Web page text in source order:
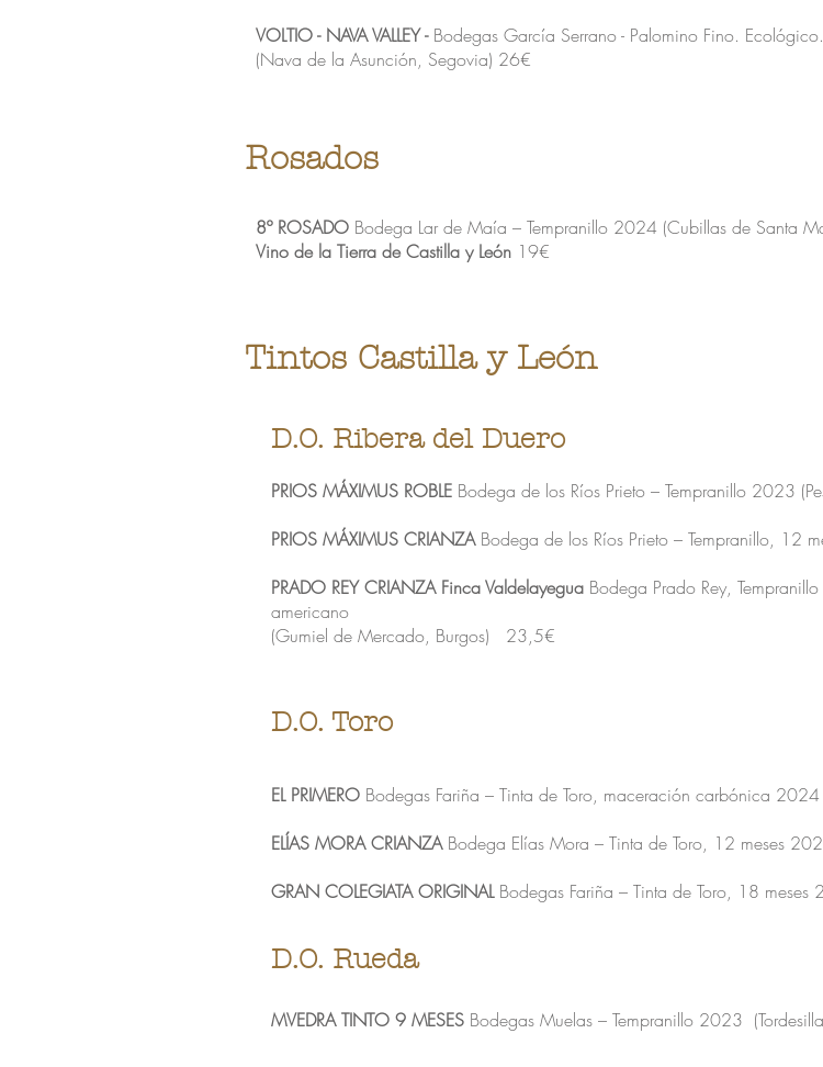
VOLTIO - NAVA VALLEY - Bodegas García Serrano - Palomino Fino.
(Nava de la Asunción, Segovia) 26€
Rosados
8º ROSADO Bodega Lar de Maía – Tempranillo 2024 (Cubillas de Santa
Vino de la Tierra de Castilla y León 19€
Tintos Castilla y León
D.O. Ribera del Duero
PRIOS MÁXIMUS ROBLE Bodega de los Ríos Prieto – Tempranillo 2023
PRIOS MÁXIMUS CRIANZABodega de los Ríos Prieto – Tempranillo, 12
PRADO REY CRIANZA Finca Valdelayegua Bodega Prado Rey,
americano
(Gumiel de Mercado, Burgos) 23,5€
D.O. Toro
EL PRIMERO Bodegas Fariña – Tinta de Toro, maceración carbónica
ELÍAS MORA CRIANZABodega Elías Mora – Tinta de Toro, 12 meses
GRAN COLEGIATA ORIGINALBodegas Fariña – Tinta de Toro, 18
D.O. Rueda
MVEDRA TINTO 9 MESES Bodegas Muelas – Tempranillo 2023